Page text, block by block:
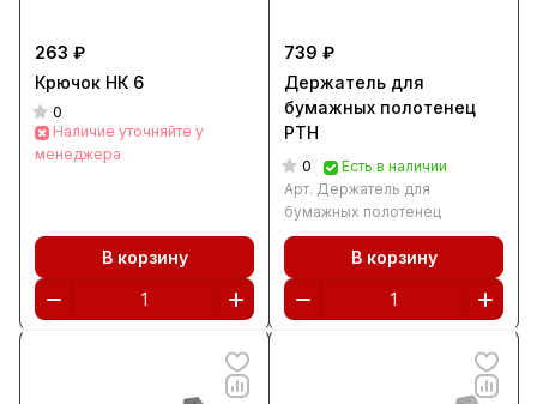
263 ₽
Крючок НК 6
0
Наличие уточняйте у
менеджера
В корзину
739 ₽
Держатель для
бумажных полотенец
PTH
0
Есть в наличии
Арт. Держатель для
бумажных полотенец
В корзину